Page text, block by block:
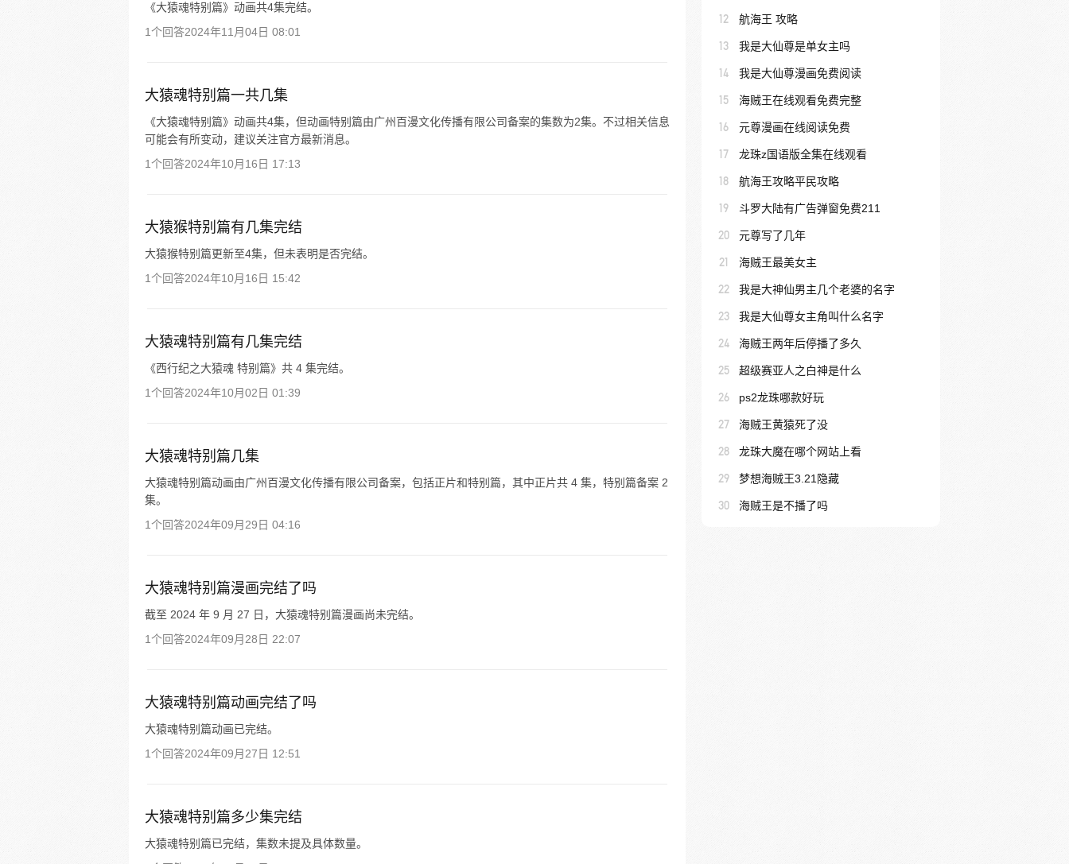
《大猿魂特别篇》动画共4集完结。
1个回答2024年11月04日 08:01
大猿魂特别篇一共几集
《大猿魂特别篇》动画共4集，但动画特别篇由广州百漫文化传播有限公司备案的集数为2集。不过相关信息
可能会有所变动，建议关注官方最新消息。
1个回答2024年10月16日 17:13
大猿猴特别篇有几集完结
大猿猴特别篇更新至4集，但未表明是否完结。
1个回答2024年10月16日 15:42
大猿魂特别篇有几集完结
《西行纪之大猿魂 特别篇》共 4 集完结。
1个回答2024年10月02日 01:39
大猿魂特别篇几集
大猿魂特别篇动画由广州百漫文化传播有限公司备案，包括正片和特别篇，其中正片共 4 集，特别篇备案 2
集。
1个回答2024年09月29日 04:16
大猿魂特别篇漫画完结了吗
截至 2024 年 9 月 27 日，大猿魂特别篇漫画尚未完结。
1个回答2024年09月28日 22:07
大猿魂特别篇动画完结了吗
大猿魂特别篇动画已完结。
1个回答2024年09月27日 12:51
大猿魂特别篇多少集完结
大猿魂特别篇已完结，集数未提及具体数量。
12 航海王 攻略
13 我是大仙尊是单女主吗
14 我是大仙尊漫画免费阅读
15 海贼王在线观看免费完整
16 元尊漫画在线阅读免费
17 龙珠z国语版全集在线观看
18 航海王攻略平民攻略
19 斗罗大陆有广告弹窗免费211
20 元尊写了几年
21 海贼王最美女主
22 我是大神仙男主几个老婆的名字
23 我是大仙尊女主角叫什么名字
24 海贼王两年后停播了多久
25 超级赛亚人之白神是什么
26 ps2龙珠哪款好玩
27 海贼王黄猿死了没
28 龙珠大魔在哪个网站上看
29 梦想海贼王3.21隐藏
30 海贼王是不播了吗